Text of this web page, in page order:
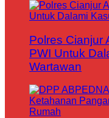
Polres Cianjur
PWI Untuk
Wartawan